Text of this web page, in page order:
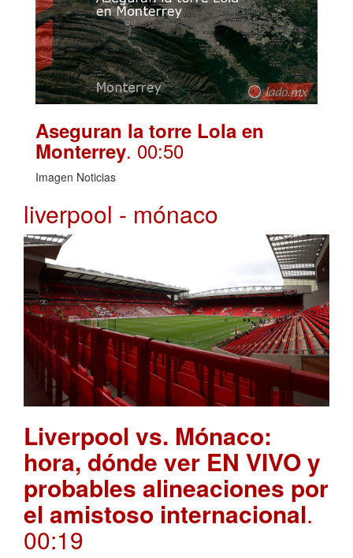
Aseguran la torre Lola en
Monterrey. 00:50
Imagen Noticias
liverpool - mónaco
Liverpool vs. Mónaco:
hora, dónde ver EN VIVO y
probables alineaciones por
el amistoso internacional.
00:19